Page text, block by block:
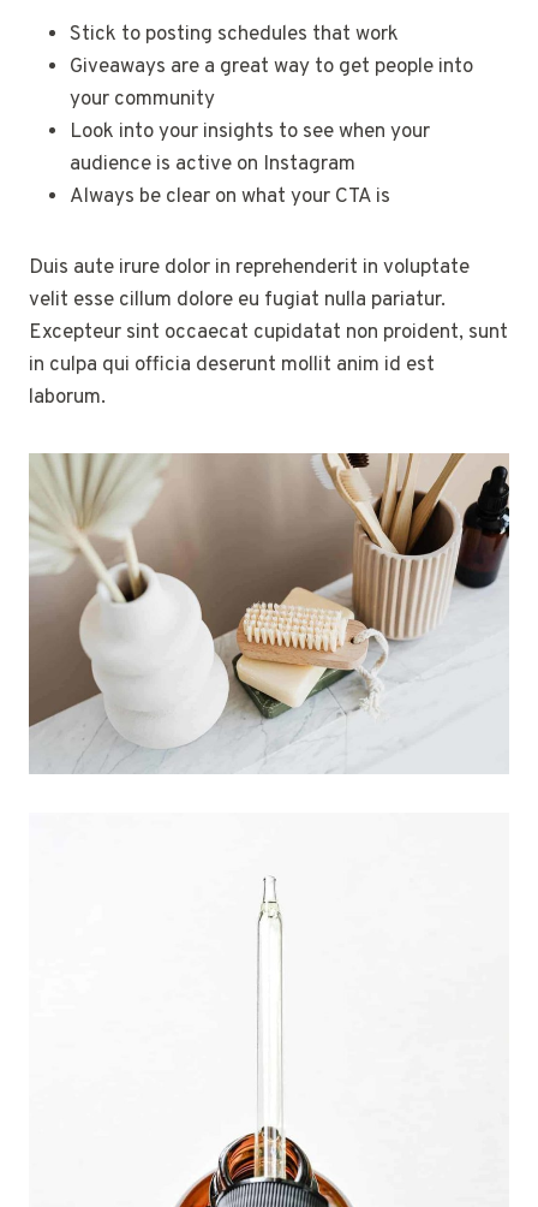
Stick to posting schedules that work
Giveaways are a great way to get people into
your community
Look into your insights to see when your
audience is active on Instagram
Always be clear on what your CTA is
Duis aute irure dolor in reprehenderit in voluptate
velit esse cillum dolore eu fugiat nulla pariatur.
Excepteur sint occaecat cupidatat non proident, sunt
in culpa qui officia deserunt mollit anim id est
laborum.